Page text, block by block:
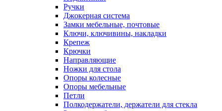
Ручки
Джокерная система
Замки мебельные, почтовые
Ключи, ключивины, накладки
Крепеж
Крючки
Направляющие
Ножки для стола
Опоры колесные
Опоры мебельные
Петли
Полкодержатели, держатели для стекла